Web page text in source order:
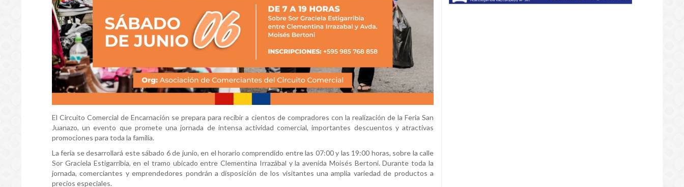
El Circuito Comercial de Encarnación se prepara para recibir a cientos de compradores con la realización de la Feria San
Juanazo, un evento que promete una jornada de intensa actividad comercial, importantes descuentos y atractivas
promociones para toda la familia.
La feria se desarrollará este sábado 6 de junio, en el horario comprendido entre las 07:00 y las 19:00 horas, sobre la calle
Sor Graciela Estigarribia, en el tramo ubicado entre Clementina Irrazábal y la avenida Moisés Bertoni. Durante toda la
jornada, comerciantes y emprendedores pondrán a disposición de los visitantes una amplia variedad de productos a
precios especiales.